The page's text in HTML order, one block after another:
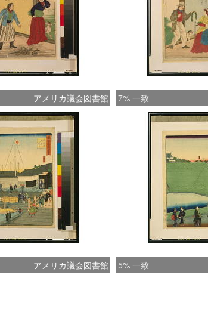
アメリカ議会図書館 7% 一致
アメリカ議会図書館 5% 一致